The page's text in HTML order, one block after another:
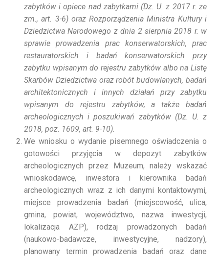
zabytków i opiece nad zabytkami (Dz. U. z 2017 r. ze
zm., art. 3-6) oraz Rozporządzenia Ministra Kultury i
Dziedzictwa Narodowego z dnia 2 sierpnia 2018 r. w
sprawie prowadzenia prac konserwatorskich, prac
restauratorskich i badań konserwatorskich przy
zabytku wpisanym do rejestru zabytków albo na Listę
Skarbów Dziedzictwa oraz robót budowlanych, badań
architektonicznych i innych działań przy zabytku
wpisanym do rejestru zabytków, a także badań
archeologicznych i poszukiwań zabytków (Dz. U. z
2018, poz. 1609, art. 9-10).
We wniosku o wydanie pisemnego oświadczenia o
gotowości przyjęcia w depozyt zabytków
archeologicznych przez Muzeum, należy wskazać
wnioskodawcę, inwestora i kierownika badań
archeologicznych wraz z ich danymi kontaktowymi,
miejsce prowadzenia badań (miejscowość, ulica,
gmina, powiat, województwo, nazwa inwestycji,
lokalizacja AZP), rodzaj prowadzonych badań
(naukowo-badawcze, inwestycyjne, nadzory),
planowany termin prowadzenia badań oraz dane